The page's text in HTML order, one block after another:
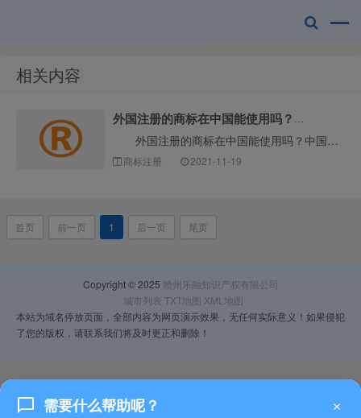
相关内容
外国注册的商标在中国能使用吗？中国的商标怎么注册？
外国注册的商标在中国能使用吗？中国的商标怎么注册？众所周知，商标保护具有地域性。因此，即使商标在外国申请注册，也只在申请注册地受到保护。如果你想在···
商标注册 2021-11-19
首页 前一页 1 后一页 尾页
Copyright © 2025 赣州乐融知识产权有限公司
城市列表 TXT地图 XML地图
本站为域名停放页面，全部内容为网页演示效果，无任何实际意义！如果侵犯
了您的版权，请联系我们将及时更正和删除！
需要什么帮助呢？ ×